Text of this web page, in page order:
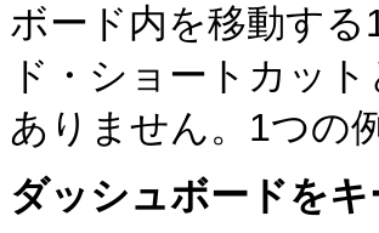
ボード内を移動す
ド・ショートカッ
ありません。1つの
ダッシュボードを